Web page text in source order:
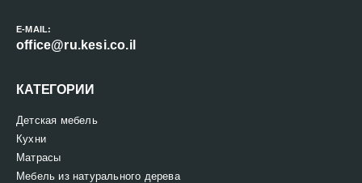
E-MAIL:
office@ru.kesi.co.il
КАТЕГОРИИ
Детская мебель
Кухни
Матрасы
Мебель из натурального дерева